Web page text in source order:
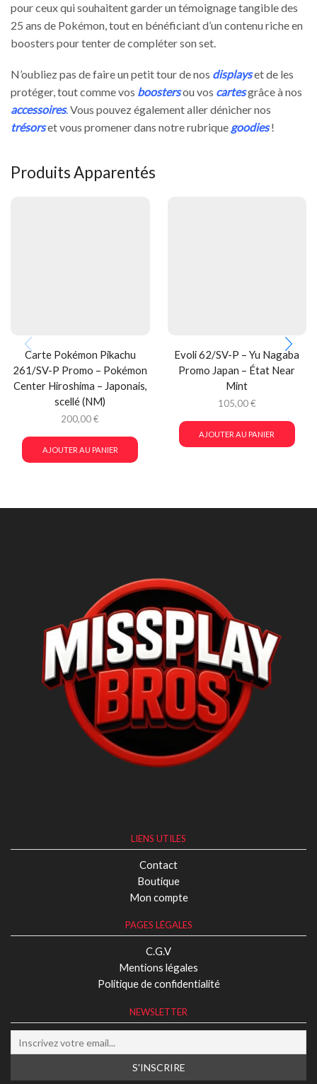
pour ceux qui souhaitent garder un témoignage tangible des
25 ans de Pokémon, tout en bénéficiant d’un contenu riche en
boosters pour tenter de compléter son set.
N’oubliez pas de faire un petit tour de nos displayset de les
protéger, tout comme vos boostersou vos cartesgrâce à nos
accessoires.Vous pouvez également aller dénicher nos
trésorset vous promener dans notre rubrique goodies !
Produits Apparentés
Carte Pokémon Pikachu
261/SV-P Promo – Pokémon
Center Hiroshima – Japonais,
scellé (NM)
200,00€
AJOUTER AU PANIER
Evoli 62/SV-P – Yu Nagaba
Promo Japan – État Near
Mint
105,00€
AJOUTER AU PANIER
LIENS UTILES
Contact
Boutique
Mon compte
PAGES LÉGALES
C.G.V
Mentions légales
Politique de confidentialité
NEWSLETTER